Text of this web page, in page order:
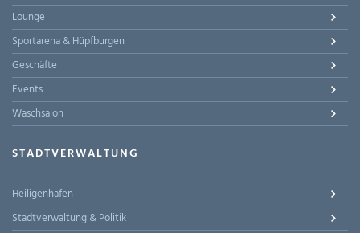
Lounge
Sportarena & Hüpfburgen
Geschäfte
Events
Waschsalon
STADTVERWALTUNG
Heiligenhafen
Stadtverwaltung & Politik